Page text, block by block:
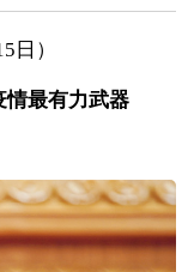
日）
情最有力武器